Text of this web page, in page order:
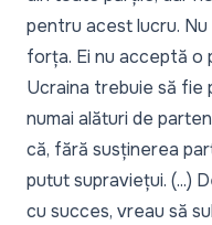
pentru acest lucru.
forța. Ei nu acceptă o
Ucraina trebuie să fie
numai alături de
că, fără susținerea
putut supraviețui. (...)
cu succes, vreau să